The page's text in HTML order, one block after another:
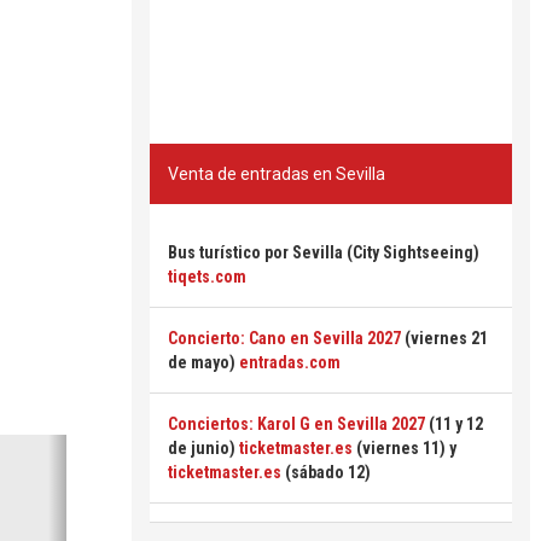
Venta de entradas en Sevilla
Bus turístico por Sevilla (City Sightseeing)
tiqets.com
Concierto: Cano en Sevilla 2027 (viernes 21
de mayo) entradas.com
Conciertos: Karol G en Sevilla 2027 (11 y 12
de junio) ticketmaster.es (viernes 11) y
ticketmaster.es (sábado 12)